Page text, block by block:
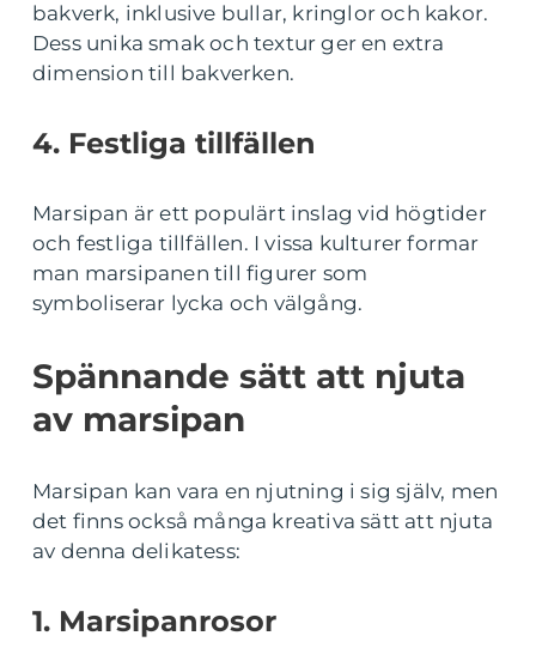
bakverk, inklusive bullar, kringlor och kakor.
Dess unika smak och textur ger en extra
dimension till bakverken.
4. Festliga tillfällen
Marsipan är ett populärt inslag vid högtider
och festliga tillfällen. I vissa kulturer formar
man marsipanen till figurer som
symboliserar lycka och välgång.
Spännande sätt att njuta
av marsipan
Marsipan kan vara en njutning i sig själv, men
det finns också många kreativa sätt att njuta
av denna delikatess:
1. Marsipanrosor